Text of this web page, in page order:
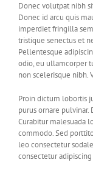
Donec volutpat nibh
Donec id arcu quis
imperdiet fringilla
tristique senectus et
Pellentesque
odio, eu ullamcorper
non scelerisque nibh.
Proin dictum lobortis
purus ornare pulvinar.
Curabitur malesuada
commodo. Sed
leo consectetur
consectetur